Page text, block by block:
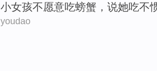
小女孩不愿意吃螃蟹 ， 说她吃不
youdao